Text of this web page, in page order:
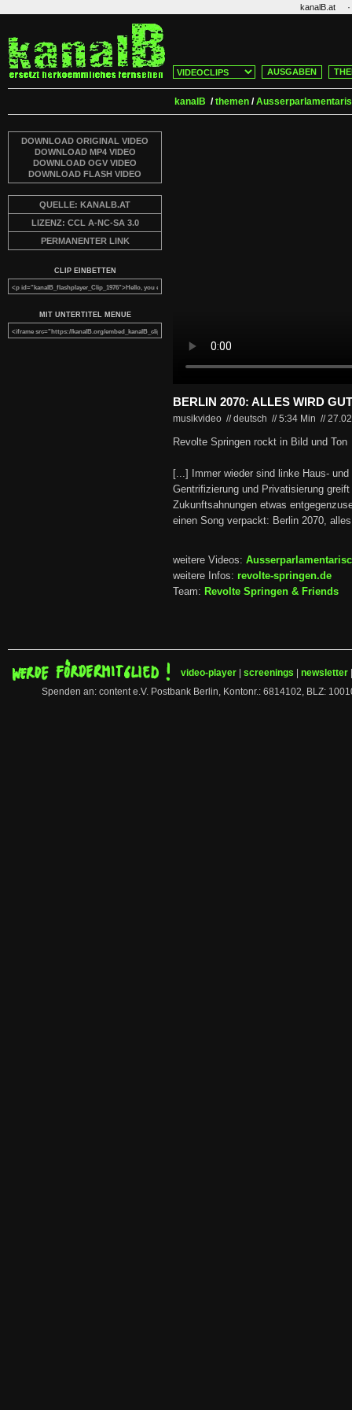
kanalB.at ·
AUSGABEN
kanalB /themen /
DOWNLOAD ORIGINAL VIDEO
DOWNLOAD MP4 VIDEO
DOWNLOAD OGV VIDEO
DOWNLOAD FLASH VIDEO
QUELLE: KANALB.AT
LIZENZ: CCL A-NC-SA 3.0
PERMANENTER LINK
CLIP EINBETTEN
MIT UNTERTITEL MENUE
BERLIN 2070: ALLES WIRD
musikvideo // deutsch //5:34 Min //
Revolte Springen rockt in Bild und Ton
[...] Immer wieder sind linke Haus-
Gentrifizierung und Privatisierung
Zukunftsahnungen etwas
einen Song verpackt: Berlin 2070,
weitere Videos:
weitere Infos: revolte-springen.de
Team: Revolte Springen & Friends
video-player screenings newsletter
Spenden an: content e.V. Postbank Berlin, Kontonr.: 6814102, BLZ: